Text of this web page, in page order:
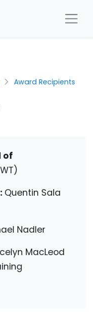
Award Recipients
of
Quentin Sala
Nadler
MacLeod